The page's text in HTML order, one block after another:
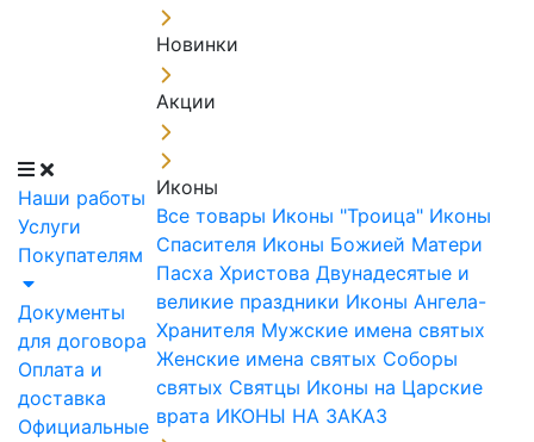
Наши работы
Услуги
Покупателям
Документы
для договора
Оплата и
доставка
Официальные
Новинки
Акции
Иконы
Все товары Иконы "Троица" Иконы
Спасителя Иконы Божией Матери
Пасха Христова Двунадесятые и
великие праздники Иконы Ангела-
Хранителя Мужские имена святых
Женские имена святых Соборы
святых Святцы Иконы на Царские
врата ИКОНЫ НА ЗАКАЗ